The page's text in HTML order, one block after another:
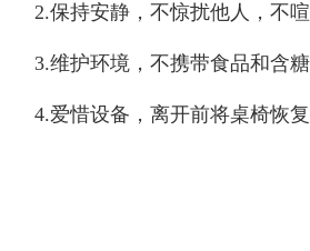
2.保持安静，不惊扰他人，不
3.维护环境，不携带食品和含
4.爱惜设备，离开前将桌椅恢